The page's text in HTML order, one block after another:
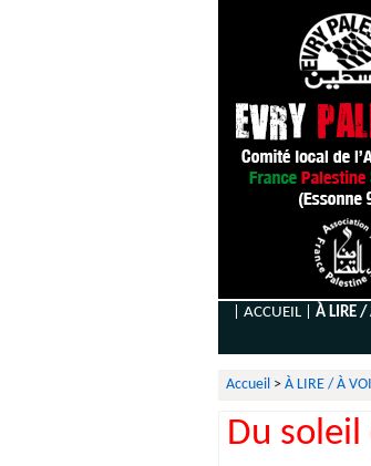
| ACCUEIL | À LIRE /
Accueil > À LIRE / À
Du soleil